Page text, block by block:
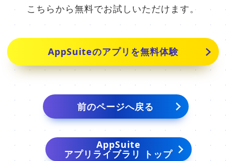
こちらから無料でお試しいただけます。
AppSuiteのアプリを無料体験
前のページへ戻る
AppSuite
アプリライブラリ トップ